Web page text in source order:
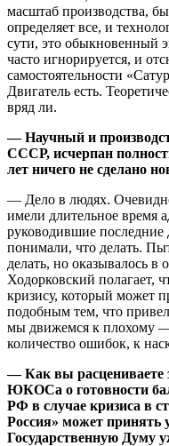
масштаб производства,
определяет все, и
сути, это обыкновенный
часто игнорируется, и
самостоятельности
Двигатель есть.
вряд ли.
— Научный и
СССР, исчерпан
лет ничего не сделано
— Дело в людях.
имели длительное время
руководившие последние
понимали, что делать.
делать, но оказывалось
Ходорковский полагает,
кризису, который может
подобным тем, что
мы движемся к плохому
количество ошибок, к
— Как вы расцениваете
ЮКОСа о готовности
РФ в случае кризиса в
Россия» может принять
Государственную Думу